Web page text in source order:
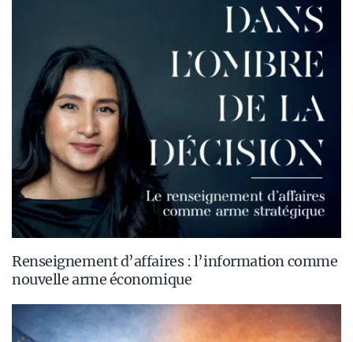
Renseignement d’affaires : l’information comme
nouvelle arme économique